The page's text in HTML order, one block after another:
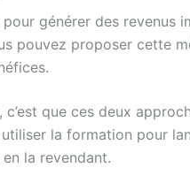
pour générer des revenus
pouvez proposer cette
que ces deux
la formation pour
la revendant.